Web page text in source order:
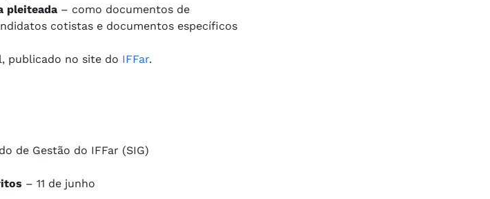
pleiteada – como documentos de
cotistas e documentos específicos
publicado no site do IFFar.
de Gestão do IFFar (SIG)
– 11 de junho